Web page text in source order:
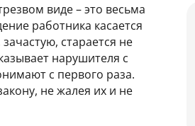
виде – это весьма
работника касается
старается не
нарушителя с
с первого раза.
не жалея их и не